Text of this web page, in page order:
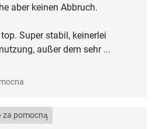
aber keinen Abbruch.
Super stabil, keinerlei
außer dem sehr ...
za pomocną